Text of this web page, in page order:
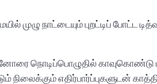
முழு நாட்டையும் புறட்டிப் போட்ட
நொடிப்பொழுதில்
நிலைக்கும் எதிர்பார்ப்புகளுடன்